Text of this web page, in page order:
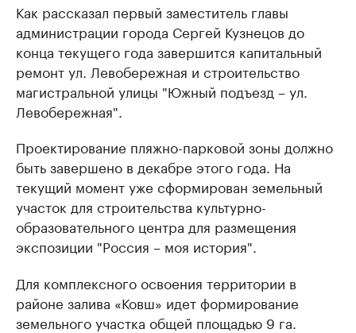
Как рассказал первый заместитель главы
администрации города Сергей Кузнецов до
конца текущего года завершится капитальный
ремонт ул. Левобережная и строительство
магистральной улицы "Южный подъезд – ул.
Левобережная".
Проектирование пляжно-парковой зоны должно
быть завершено в декабре этого года. На
текущий момент уже сформирован земельный
участок для строительства культурно-
образовательного центра для размещения
экспозиции "Россия – моя история".
Для комплексного освоения территории в
районе залива «Ковш» идет формирование
земельного участка общей площадью 9 га.